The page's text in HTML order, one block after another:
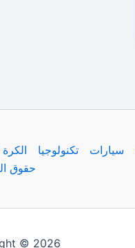
سيارات تكنولوجيا الكرة
حقوق
© 2026